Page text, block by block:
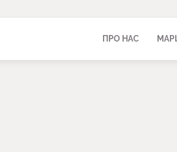
ПРО НАС